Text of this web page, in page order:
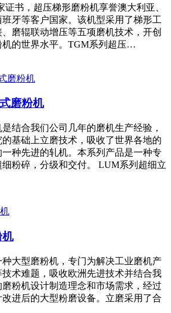
证书，超压梯形磨粉机享誉澳大利亚、
牙等客户国家。该机型采用了梯形工
磨辊联动增压等五项磨机技术，开创
机的世界水平。TGM系列超压…
磨粉机
结合我们公司几年的磨机生产经验，
基础上立磨技术，吸收了世界各地的
种先进的轧机。本系列产品是一种专
粉碎，分级和交付。 LUM系列超细立
大型磨粉机，专门为解决工业磨机产
术难题，吸收欧洲先进技术并结合我
粉机设计制造理念和市场需求，经过
进后的大型粉磨设备。立磨采用了合